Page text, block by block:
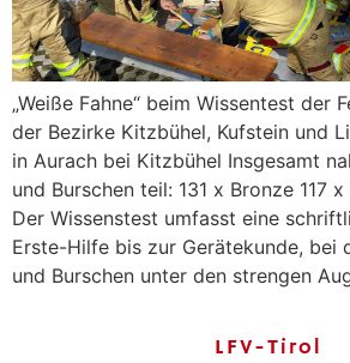
„Weiße Fahne“ beim Wissentest der
der Bezirke Kitzbühel, Kufstein und
in Aurach bei Kitzbühel Insgesamt
und Burschen teil: 131 x Bronze 117
Der Wissenstest umfasst eine
Erste-Hilfe bis zur Gerätekunde, bei
und Burschen unter den strengen
LFV-Tirol